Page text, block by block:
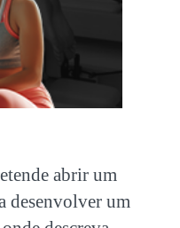
abrir um
desenvolver um